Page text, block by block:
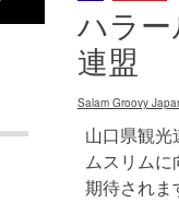
ハラ
連盟
Salam Groovy
山口県観光
ムスリム
期待されま